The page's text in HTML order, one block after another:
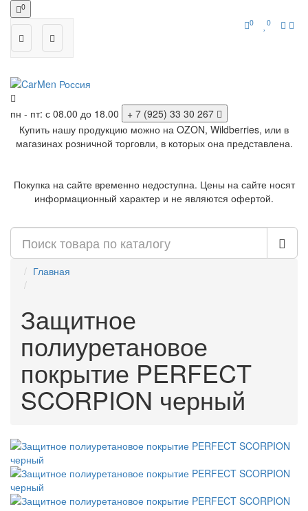
0
0
0
пн - пт: с 08.00 до 18.00
+ 7 (925) 33 30 267
Купить нашу продукцию можно на OZON, Wildberries, или в
магазинах розничной торговли, в которых она представлена.
Покупка на сайте временно недоступна. Цены на сайте носят
информационный характер и не являются офертой.
Главная
Защитное
полиуретановое
покрытие PERFECT
SCORPION черный